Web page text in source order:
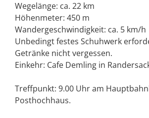
Wegelänge: ca. 22 km
Höhenmeter: 450 m
Wandergeschwindigkeit: ca. 5 km/h
Unbedingt festes Schuhwerk
Getränke nicht vergessen.
Einkehr: Cafe Demling in
Treffpunkt: 9.00 Uhr am
Posthochhaus.